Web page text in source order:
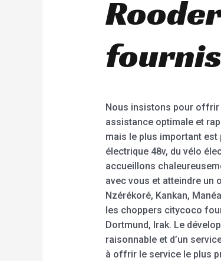
Nous insistons pour offrir
assistance optimale et
mais le plus important
électrique 48v, du vélo
accueillons
avec vous et atteindre un
Nzérékoré, Kankan,
les choppers citycoco
Dortmund, Irak. Le
raisonnable et d’un
à offrir le service le plus